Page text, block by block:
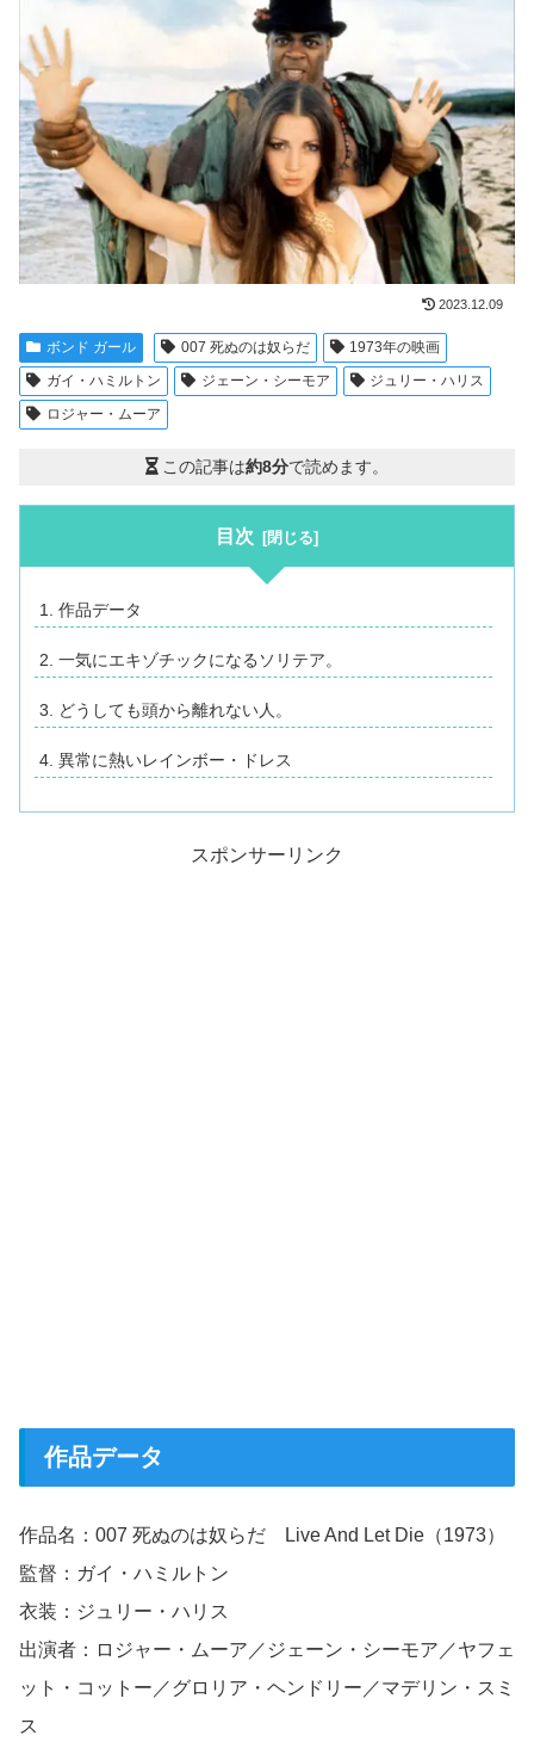
2023.12.09
ボンド ガール 007 死ぬのは奴らだ
1973年の映画
ガイ・ハミルトン
ジェーン・シーモア
ジュリー・ハリス
ロジャー・ムーア
この記事は約8分で読めます。
目次
作品データ
一気にエキゾチックになるソリテア。
どうしても頭から離れない人。
異常に熱いレインボー・ドレス
スポンサーリンク
作品データ
作品名：007 死ぬのは奴らだ Live And Let Die（1973）
監督：ガイ・ハミルトン
衣装：ジュリー・ハリス
出演者：ロジャー・ムーア／ジェーン・シーモア／ヤフェ
ット・コットー／グロリア・ヘンドリー／マデリン・スミ
ス